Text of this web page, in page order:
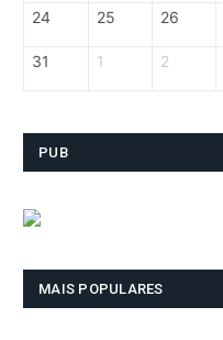
24 25 26
31 1 2
PUB
MAIS POPULARES